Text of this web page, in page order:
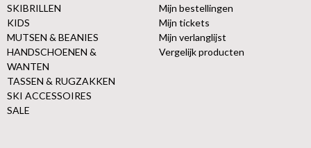
SKIBRILLEN
KIDS
MUTSEN & BEANIES
HANDSCHOENEN &
WANTEN
TASSEN & RUGZAKKEN
SKI ACCESSOIRES
SALE
Mijn bestellingen
Mijn tickets
Mijn verlanglijst
Vergelijk producten